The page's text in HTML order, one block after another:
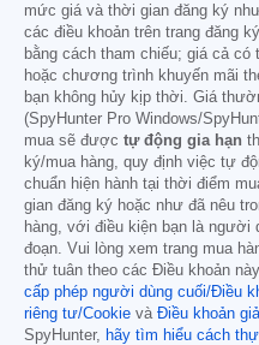
mức giá và thời gian đăng ký
các điều khoản trên trang đăng
bằng cách tham chiếu; giá cả
hoặc chương trình khuyến mãi
bạn không hủy kịp thời. Giá
(SpyHunter Pro Windows/
mua sẽ được tự động gia hạn
ký/mua hàng, quy định việc tự
chuẩn hiện hành tại thời điểm
gian đăng ký hoặc như đã nêu
hàng, với điều kiện bạn là người
đoạn. Vui lòng xem trang mua
thử tuân theo các Điều khoản
cấp phép người dùng cuối/Điều
riêng tư/Cookie và Điều khoản
SpyHunter,
hãy tìm hiểu cách